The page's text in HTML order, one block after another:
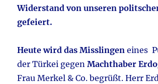
Widerstand von unseren
gefeiert.
Heute wird das Misslingen eines
der Türkei gegenMachthaber
Frau Merkel & Co. begrüßt. Herr